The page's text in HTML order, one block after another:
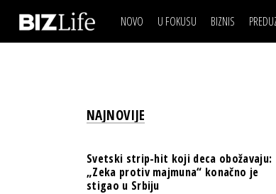
NOVO U FOKUSU BIZNIS
BANKE
IZJAVA DANABIZNIS
BREND I
OSIGURANJE
TECH I AI
NAJNOVIJE
Svetski strip-hit koji deca obožavaju:
„Zeka protiv majmuna“ konačno je
stigao u Srbiju